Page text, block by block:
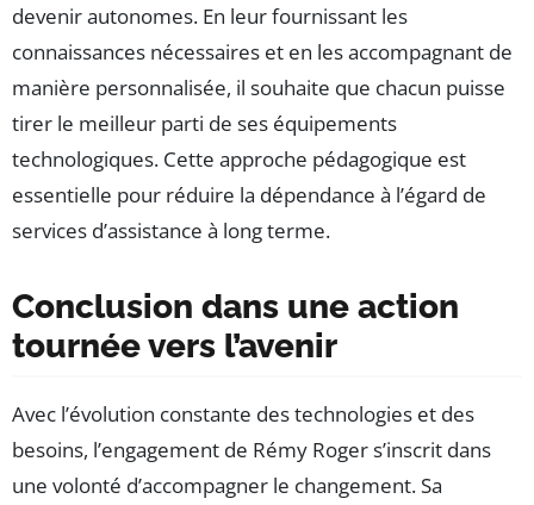
devenir autonomes. En leur fournissant les
connaissances nécessaires et en les accompagnant de
manière personnalisée, il souhaite que chacun puisse
tirer le meilleur parti de ses équipements
technologiques. Cette approche pédagogique est
essentielle pour réduire la dépendance à l’égard de
services d’assistance à long terme.
Conclusion dans une action
tournée vers l’avenir
Avec l’évolution constante des technologies et des
besoins, l’engagement de Rémy Roger s’inscrit dans
une volonté d’accompagner le changement. Sa